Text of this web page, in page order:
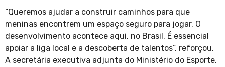
“Queremos ajudar a construir caminhos para que
meninas encontrem um espaço seguro para jogar. O
desenvolvimento acontece aqui, no Brasil. É essencial
apoiar a liga local e a descoberta de talentos”, reforçou.
A secretária executiva adjunta do Ministério do Esporte,